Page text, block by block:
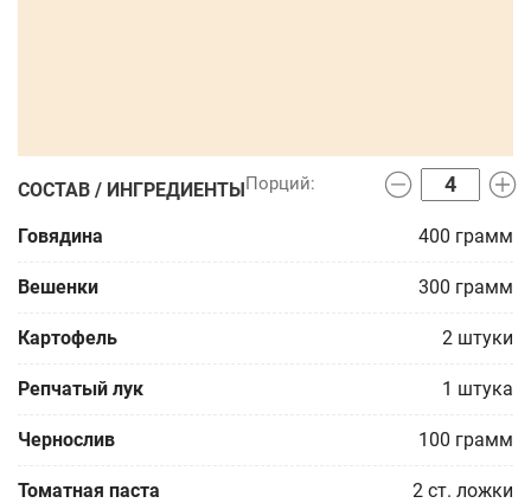
СОСТАВ / ИНГРЕДИЕНТЫ
Говядина 400 грамм
Вешенки 300 грамм
Картофель 2 штуки
Репчатый лук 1 штука
Чернослив 100 грамм
Томатная паста 2 ст. ложки